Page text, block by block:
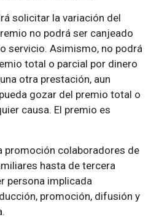
solicitar la variación del
no podrá ser canjeado
servicio. Asimismo, no podrá
total o parcial por dinero
otra prestación, aun
gozar del premio total o
causa. El premio es
promoción colaboradores de
hasta de tercera
persona implicada
promoción, difusión y